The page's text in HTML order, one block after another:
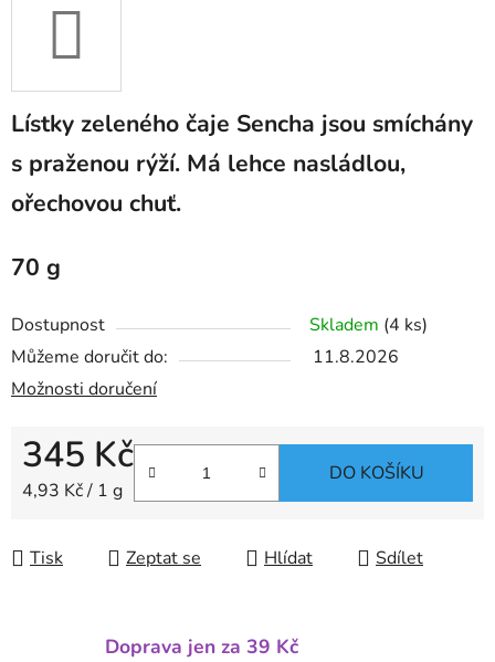
Lístky zeleného čaje Sencha jsou smíchány
s praženou rýží. Má lehce nasládlou,
ořechovou chuť.
70 g
Dostupnost Skladem (4 ks)
Můžeme doručit do:
11.8.2026
Možnosti doručení
345 Kč
Měrná cena:
4,93 Kč / 1 g
DO KOŠÍKU
Tisk Zeptat se Hlídat Sdílet
Doprava jen za 39 Kč